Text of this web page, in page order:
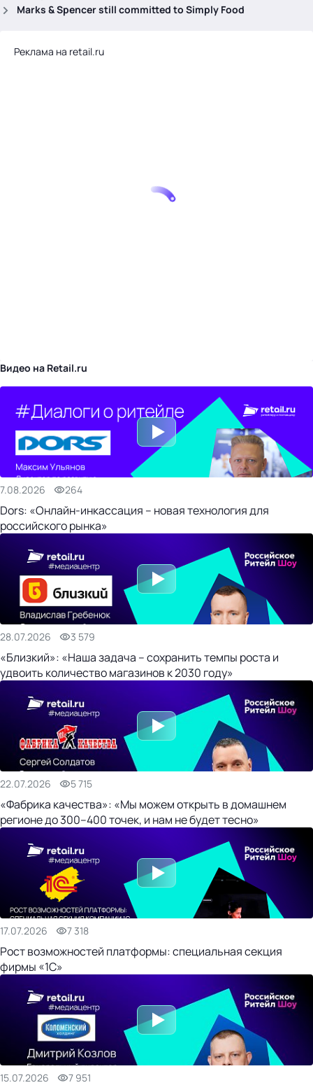
Marks & Spencer still committed to Simply Food
Реклама на retail.ru
Видео на Retail.ru
7.08.2026 264
Dors: «Онлайн-инкассация – новая технология для
российского рынка»
28.07.2026 3 579
«Близкий»: «Наша задача – сохранить темпы роста и
удвоить количество магазинов к 2030 году»
22.07.2026 5 715
«Фабрика качества»: «Мы можем открыть в домашнем
регионе до 300–400 точек, и нам не будет тесно»
17.07.2026 7 318
Рост возможностей платформы: специальная секция
фирмы «1С»
15.07.2026 7 951